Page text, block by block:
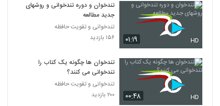
۰۱:۱۹ HD
تندخوان و دوره تندخوانی و روشهای
جدید مطالعه
تندخوانی و تقویت حافظه
۱۵۶ بازدید
۰۰:۴۸ HD
تندخوان ها چگونه یک کتاب را
تندخوانی می کنند؟
تندخوانی و تقویت حافظه
۲۰۰ بازدید